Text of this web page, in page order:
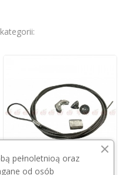
pełnoletnioą oraz
od osób